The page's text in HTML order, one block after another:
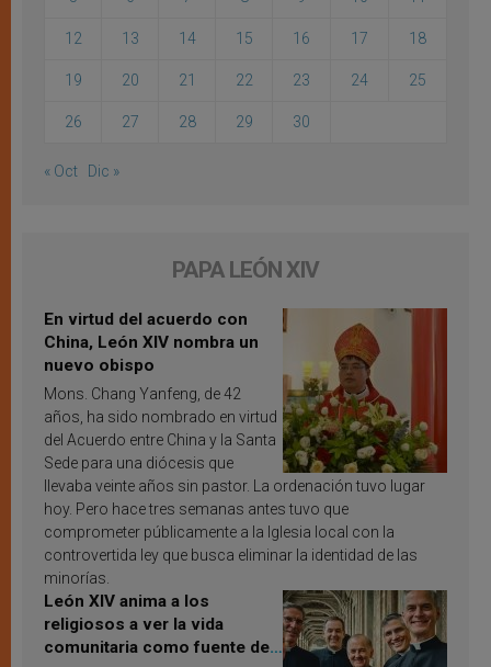
12 13 14 15 16 17 18
19 20 21 22 23 24 25
26 27 28 29 30
« Oct Dic »
PAPA LEÓN XIV
En virtud del acuerdo con
China, León XIV nombra un
nuevo obispo
Mons. Chang Yanfeng, de 42
años, ha sido nombrado en virtud
del Acuerdo entre China y la Santa
Sede para una diócesis que
llevaba veinte años sin pastor. La ordenación tuvo lugar
hoy. Pero hace tres semanas antes tuvo que
comprometer públicamente a la Iglesia local con la
controvertida ley que busca eliminar la identidad de las
minorías.
León XIV anima a los
religiosos a ver la vida
comunitaria como fuente de